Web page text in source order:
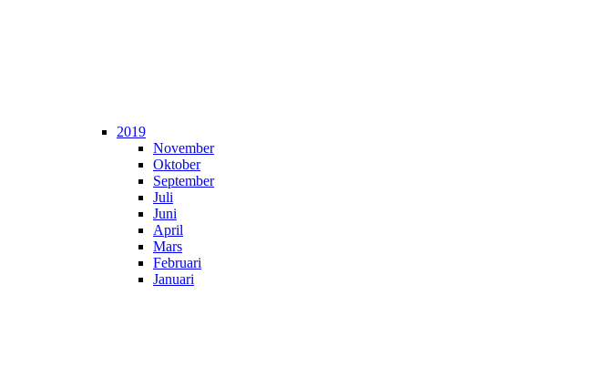
2019
November
Oktober
September
Juli
Juni
April
Mars
Februari
Januari